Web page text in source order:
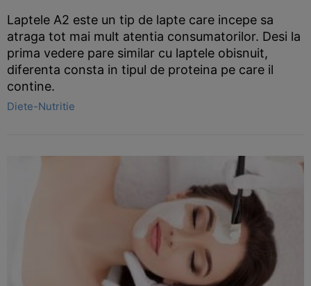
Laptele A2 este un tip de lapte care incepe sa
atraga tot mai mult atentia consumatorilor. Desi la
prima vedere pare similar cu laptele obisnuit,
diferenta consta in tipul de proteina pe care il
contine.
Diete-Nutritie